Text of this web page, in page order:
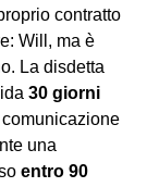
contratto
Will, ma è
La disdetta
30 giorni
una
entro 90